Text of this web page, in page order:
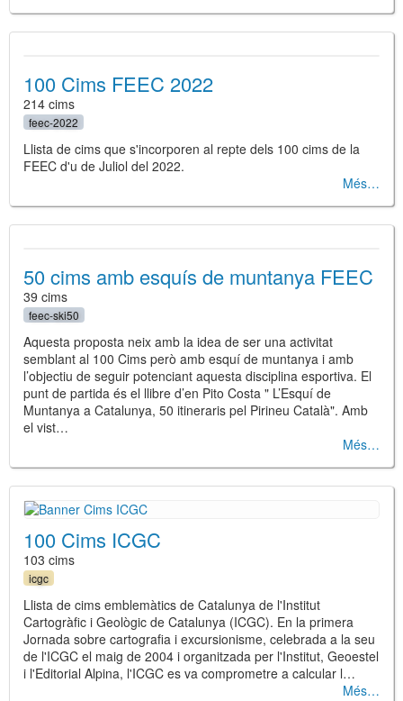
100 Cims FEEC 2022
214 cims
feec-2022
Llista de cims que s'incorporen al repte dels 100 cims de la
FEEC d'u de Juliol del 2022.
Més
50 cims amb esquís de muntanya FEEC
39 cims
feec-ski50
Aquesta proposta neix amb la idea de ser una activitat
semblant al 100 Cims però amb esquí de muntanya i amb
l’objectiu de seguir potenciant aquesta disciplina esportiva. El
punt de partida és el llibre d’en Pito Costa " L’Esquí de
Muntanya a Catalunya, 50 itineraris pel Pirineu Català". Amb
el vist…
Més
100 Cims ICGC
103 cims
icgc
Llista de cims emblemàtics de Catalunya de l'Institut
Cartogràfic i Geològic de Catalunya (ICGC). En la primera
Jornada sobre cartografia i excursionisme, celebrada a la seu
de l'ICGC el maig de 2004 i organitzada per l'Institut, Geoestel
i l'Editorial Alpina, l'ICGC es va comprometre a calcular l…
Més